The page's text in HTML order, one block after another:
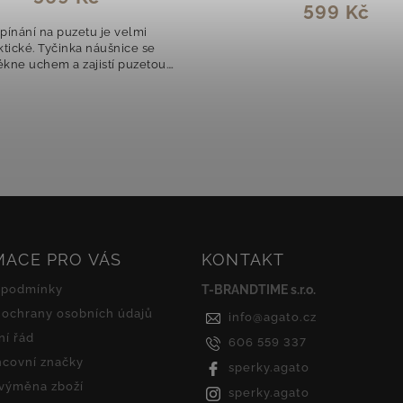
na puzetu je velmi
Tyčinka náušnice se
uchem a zajistí puzetou.
599 Kč
PRO VÁS
osobních údajů
řád
značky
zboží
KONTAKT
T-BRANDTIME s.r.o.
info @agato.cz
606 559 337
sperky.agato
sperky.agato